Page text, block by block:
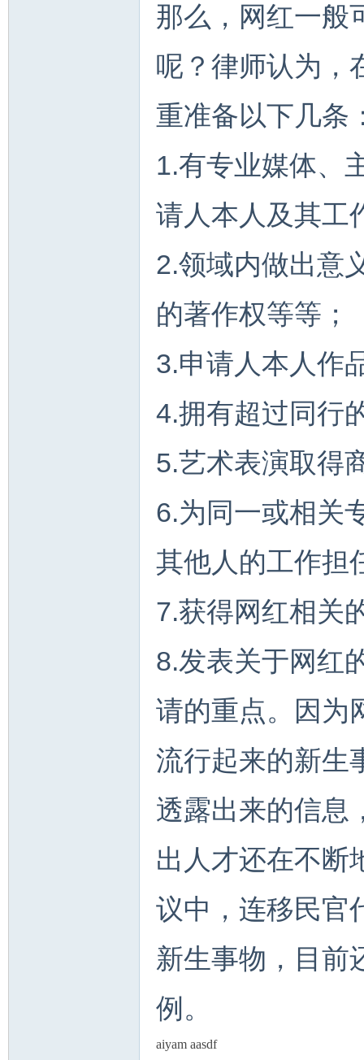
那么，网红一般
呢？律师认为，
重准备以下几条
1.有专业媒体、
请人本人及其工
2.领域内做出意
的著作权等等；
3.申请人本人作
4.拥有超过同行
5.艺术表演取得
6.为同一或相关
其他人的工作担
7.获得网红相关
8.发表关于网红
请的重点。因为
流行起来的新生
透露出来的信息
出人才还在不断
议中，连移民官
新生事物，目前
例。
aiyam aasdf